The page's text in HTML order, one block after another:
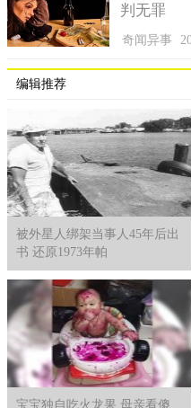
养出更具开放性的学生，才能
础。
判无罪
奇闻异事
编辑推荐
被外星人绑架当事人45年后出
书 还原1973年帕
宝宝独自吃火龙果 母亲看傻